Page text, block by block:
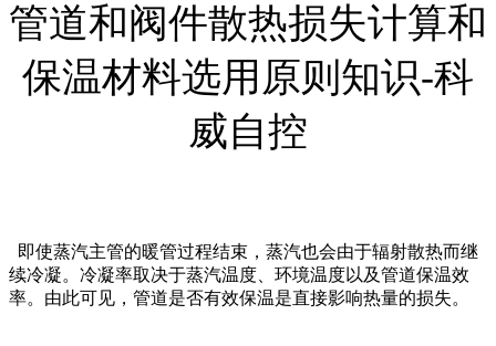
管道和阀件散热损失计算和
保温材料选用原则知识-科
威自控
即使蒸汽主管的暖管过程结束，蒸汽也会由于辐射散热而继
续冷凝。冷凝率取决于蒸汽温度、环境温度以及管道保温效
率。由此可见，管道是否有效保温是直接影响热量的损失。